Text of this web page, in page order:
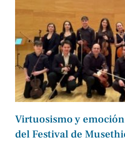
Virtuosismo y
del Festival de